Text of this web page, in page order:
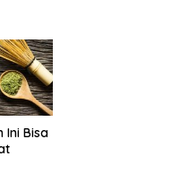
Ini Bisa